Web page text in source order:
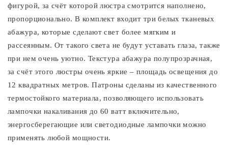
фигурой, за счёт которой люстра смотрится наполнено,
пропорционально. В комплект входит три белых тканевых
абажура, которые сделают свет более мягким и
рассеянным. От такого света не будут уставать глаза, также
при нем очень уютно. Текстура абажура полупрозрачная,
за счёт этого люстры очень яркие – площадь освещения до
12 квадратных метров. Патроны сделаны из качественного
термостойкого материала, позволяющего использовать
лампочки накаливания до 60 ватт включительно,
энергосберегающие или светодиодные лампочки можно
применять любой мощности.